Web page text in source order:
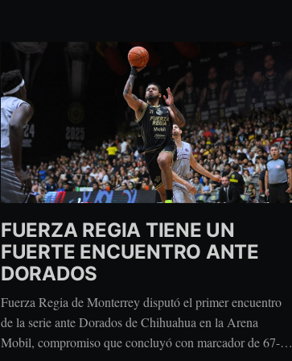
FUERZA REGIA TIENE UN
FUERTE ENCUENTRO ANTE
DORADOS
Fuerza Regia de Monterrey disputó el primer encuentro
de la serie ante Dorados de Chihuahua en la Arena
Mobil, compromiso que concluyó con marcador de 67-96